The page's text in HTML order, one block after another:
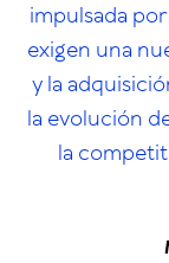
impulsada
exigen una
y la
la evolución
la